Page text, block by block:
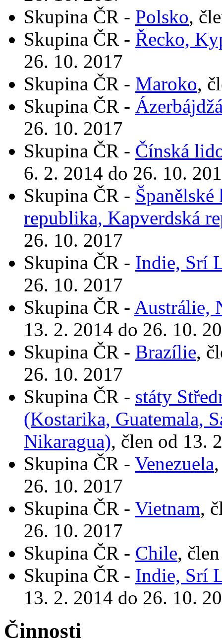
Skupina ČR - Polsko,
Skupina ČR - Řecko,
26. 10. 2017
Skupina ČR - Maroko,
Skupina ČR -
26. 10. 2017
Skupina ČR - Čínská
6. 2. 2014 do 26. 10.
Skupina ČR -
republika, Kapverdská
26. 10. 2017
Skupina ČR - Indie, Srí
26. 10. 2017
Skupina ČR - Austrálie,
13. 2. 2014 do 26. 10.
Skupina ČR - Brazílie,
26. 10. 2017
Skupina ČR - státy
(Kostarika, Guatemala,
Nikaragua), člen od 13.
Skupina ČR - Venezuela
26. 10. 2017
Skupina ČR - Vietnam,
26. 10. 2017
Skupina ČR - Chile,
Skupina ČR - Indie, Srí
13. 2. 2014 do 26. 10.
Činnosti